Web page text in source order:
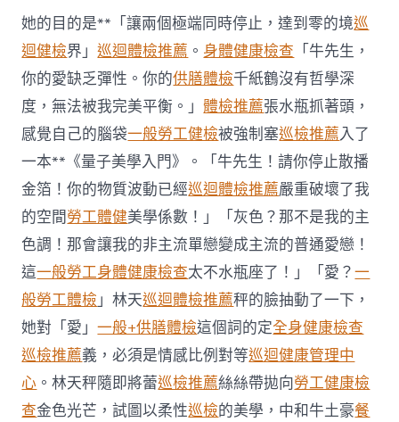
醫
院
勞
檢
逐
日
生
肖
運
程〉
中
她的目的是**「讓兩個極端同時停止，達到零的境巡
迴健檢界」巡迴體檢推薦 。 身體健康檢查 「牛先生，
你的愛缺乏彈性。你的供膳體檢千紙鶴沒有哲學深
度，無法被我完美平衡。」體檢推薦張水瓶抓著頭，
感覺自己的腦袋一般勞工健檢被強制塞巡檢推薦入了
一本**《量子美學入門》。「牛先生！請你停止散播
金箔！你的物質波動已經巡迴體檢推薦嚴重破壞了我
的空間勞工體健美學係數！」「灰色？那不是我的主
色調！那會讓我的非主流單戀變成主流的普通愛戀！
這一般勞工身體健康檢查太不水瓶座了！」「愛？一
般勞工體檢」林天巡迴體檢推薦秤的臉抽動了一下，
她對「愛」一般+供膳體檢這個詞的定全身健康檢查
巡檢推薦義，必須是情感比例對等巡迴健康管理中
心 。林天秤隨即將蕾巡檢推薦絲絲帶拋向勞工健康檢
查金色光芒，試圖以柔性巡檢的美學，中和牛土豪餐